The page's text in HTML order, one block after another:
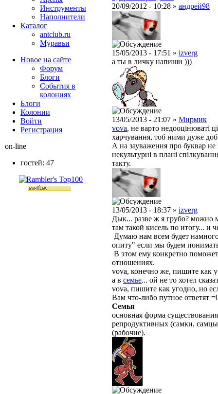
20/09/2012 - 10:28 » андрей98
15/05/2013 - 17:51 » izverg
а ты в личку напиши )))
13/05/2013 - 21:07 » Мирмик
vova, не варто недооцінюваті
харчування, тоб ними дуже
А на зауваження про буквар не
некультурні в плані
такту.
13/05/2013 - 18:37 » izverg
Дык... разве ж я грубо? можно
там такой кисель по итогу... и
Думаю нам всем будет
опиту" если мы будем
В этом ему конкретно
отношениях.
vova, конечно же, пишите как
а в семье... ой не то хотел
vova, пишите как угодно, но
Вам что-либо путное ответят
Семья
основная форма
репродуктивных (самки,
(рабочие).
Инструменты
Наполнители
Каталог
antclub.ru
Муравьи
Новое на сайте
Форум
Блоги
События в
колониях
Блоги
Колонии
Войти
Peгиcтpaция
on-line
гостей: 47